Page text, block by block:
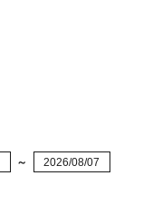
～ 2026/08/07